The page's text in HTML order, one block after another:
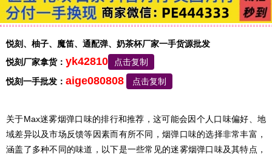
悦刻、柚子、魔笛、通配弹、奶茶杯厂家一手货源批发
悦刻厂家拿货： yk42810
点击复制
悦刻一手批发： aige080808 点击复制
关于Max迷雾烟弹口味的排行和推荐，这可能会因个人口味偏好、地
域差异以及市场反馈等因素而有所不同，烟弹口味的选择非常丰富，
涵盖了多种不同的味道，以下是一些常见的迷雾烟弹口味及其特点，